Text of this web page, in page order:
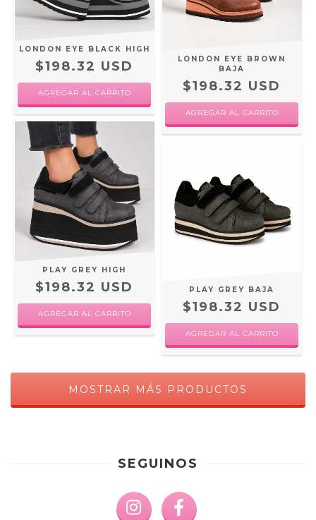
LONDON EYE BLACK HIGH
$198.32 USD
AGREGAR AL CARRITO
LONDON EYE BROWN
BAJA
$198.32 USD
AGREGAR AL CARRITO
PLAY GREY HIGH
$198.32 USD
AGREGAR AL CARRITO
PLAY GREY BAJA
$198.32 USD
AGREGAR AL CARRITO
MOSTRAR MÁS PRODUCTOS
SEGUINOS